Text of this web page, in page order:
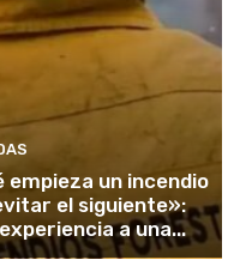
empieza un incendio
el siguiente»:
a una...